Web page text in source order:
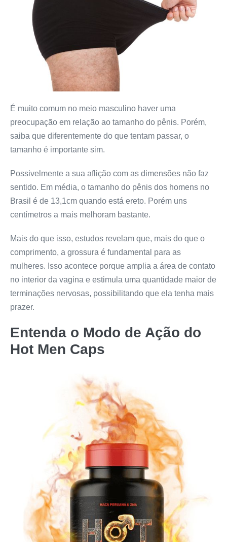
É muito comum no meio masculino haver uma
preocupação em relação ao tamanho do pênis. Porém,
saiba que diferentemente do que tentam passar, o
tamanho é importante sim.
Possivelmente a sua aflição com as dimensões não faz
sentido. Em média, o tamanho do pênis dos homens no
Brasil é de 13,1cm quando está ereto. Porém uns
centímetros a mais melhoram bastante.
Mais do que isso, estudos revelam que, mais do que o
comprimento, a grossura é fundamental para as
mulheres. Isso acontece porque amplia a área de contato
no interior da vagina e estimula uma quantidade maior de
terminações nervosas, possibilitando que ela tenha mais
prazer.
Entenda o Modo de Ação do
Hot Men Caps